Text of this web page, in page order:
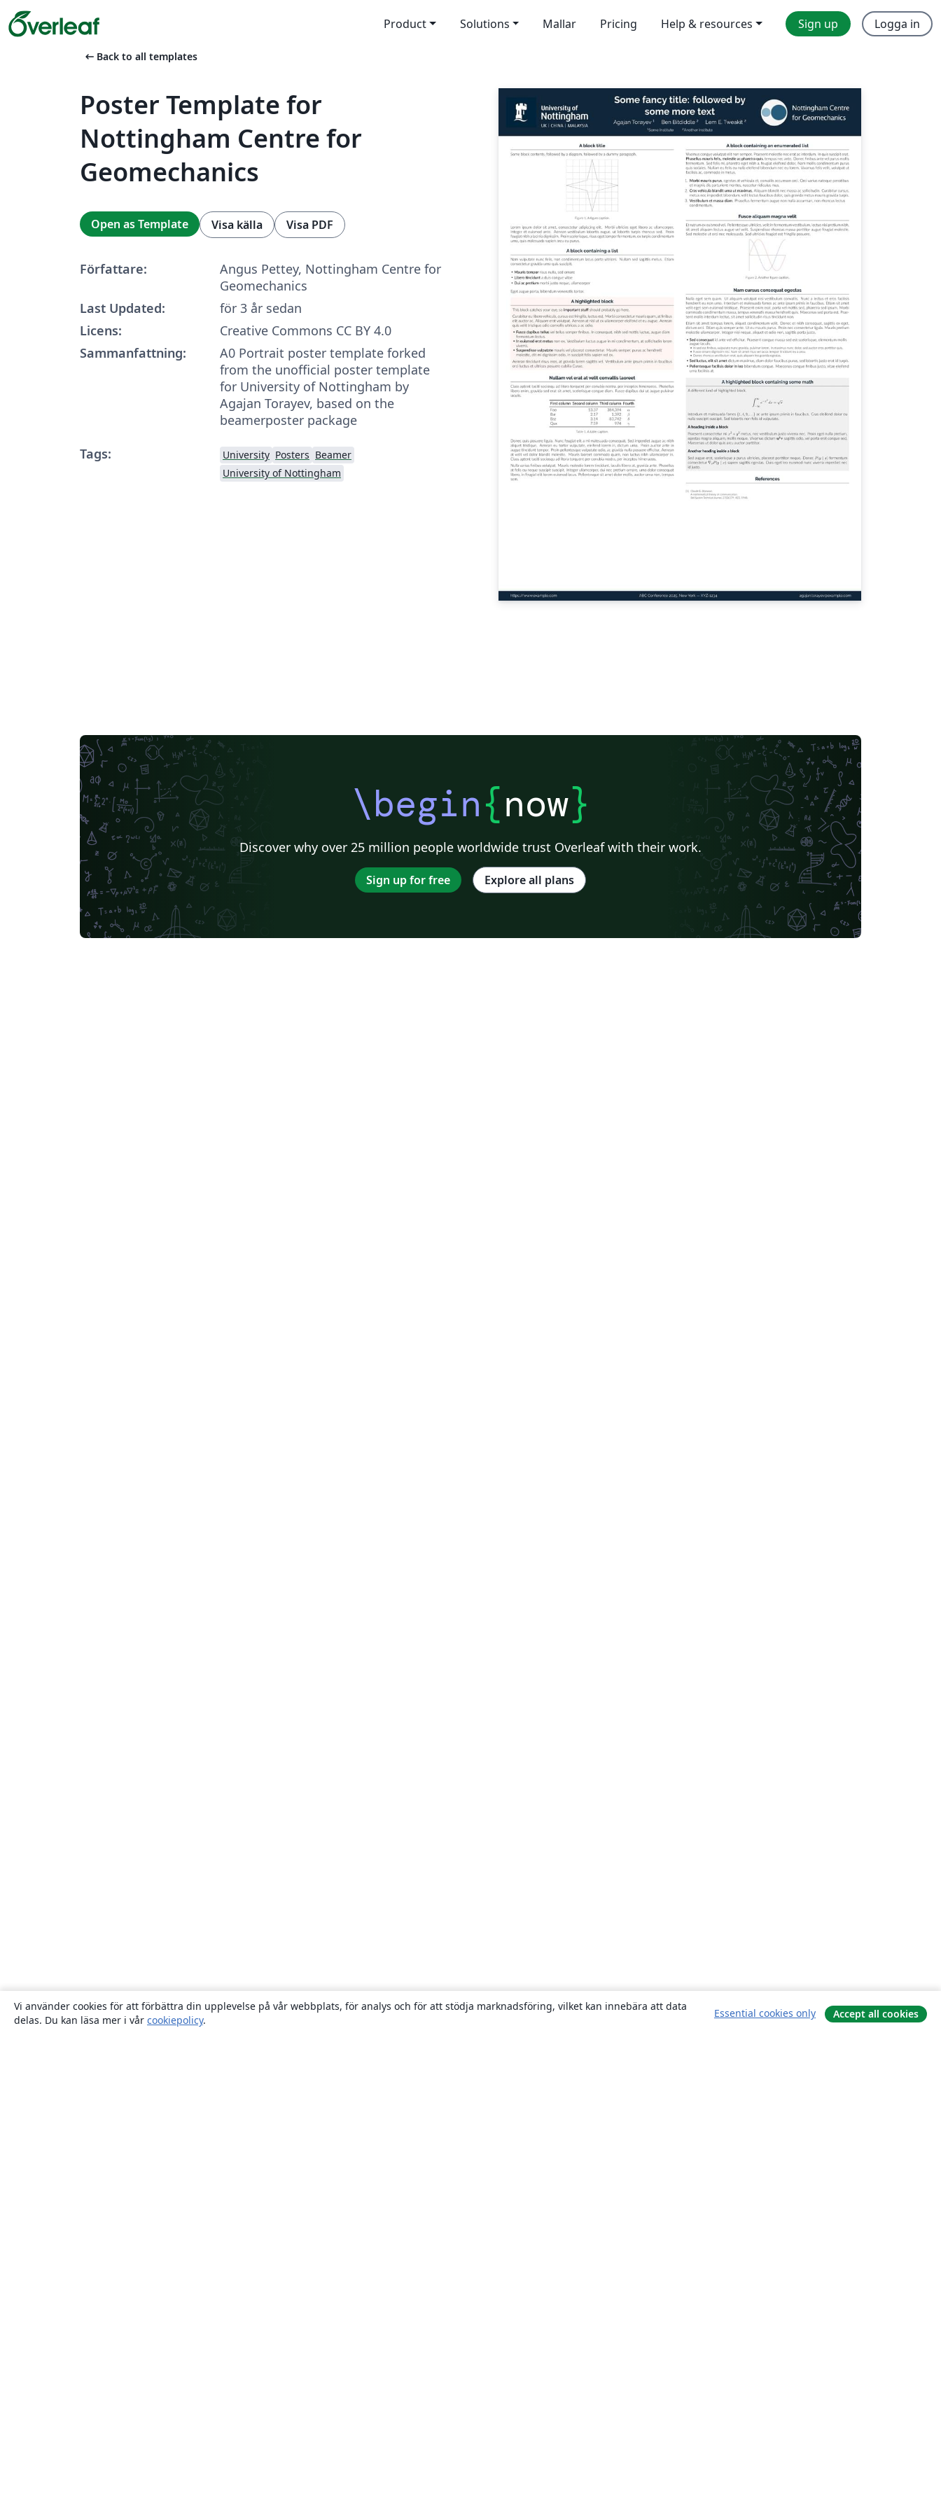
Product Solutions Mallar Pricing Help & resources Sign up Logga in
arrow_left_alt Back to all templates
Poster Template for
Nottingham Centre for
Geomechanics
Open as Template Visa källa Visa PDF
Författare:
Angus Pettey, Nottingham Centre for
Geomechanics
Last Updated:
för 3 år sedan
Licens:
Creative Commons CC BY 4.0
Sammanfattning:
A0 Portrait poster template forked
from the unofficial poster template
for University of Nottingham by
Agajan Torayev, based on the
beamerposter package
Tags:
University Posters Beamer
University of Nottingham
\begin{now}
Discover why over 25 million people worldwide trust Overleaf with their work.
Sign up for free Explore all plans
Vi använder cookies för att förbättra din upplevelse på vår webbplats, för analys och för att stödja marknadsföring, vilket kan innebära att data
delas. Du kan läsa mer i vår cookiepolicy.
Essential cookies only Accept all cookies